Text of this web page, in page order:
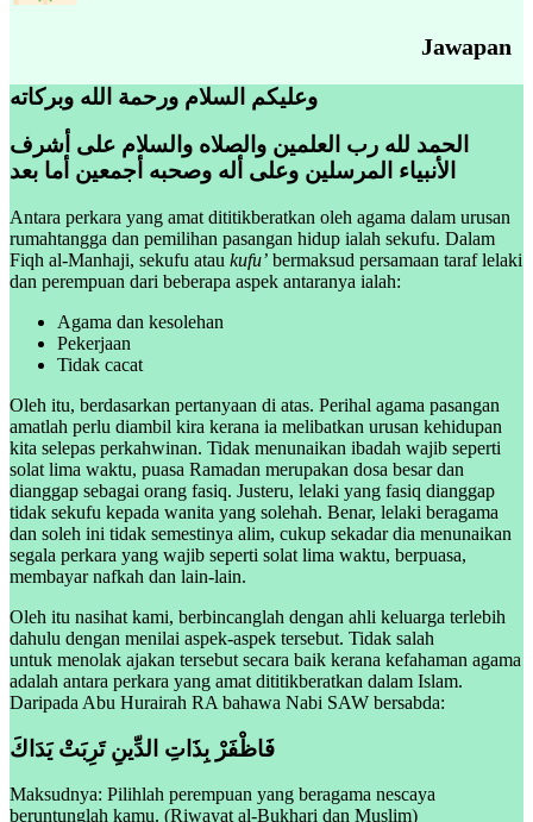
Jawapan
وعليكم السلام ورحمة الله وبركاته
الحمد لله رب العلمين والصلاه والسلام على أشرف
الأنبياء المرسلين وعلى أله وصحبه أجمعين أما بعد
Antara perkara yang amat dititikberatkan oleh agama dalam urusan
rumahtangga dan pemilihan pasangan hidup ialah sekufu. Dalam
Fiqh al-Manhaji, sekufu atau kufu’ bermaksud persamaan taraf lelaki
dan perempuan dari beberapa aspek antaranya ialah:
Agama dan kesolehan
Pekerjaan
Tidak cacat
Oleh itu, berdasarkan pertanyaan di atas. Perihal agama pasangan
amatlah perlu diambil kira kerana ia melibatkan urusan kehidupan
kita selepas perkahwinan. Tidak menunaikan ibadah wajib seperti
solat lima waktu, puasa Ramadan merupakan dosa besar dan
dianggap sebagai orang fasiq. Justeru, lelaki yang fasiq dianggap
tidak sekufu kepada wanita yang solehah. Benar, lelaki beragama
dan soleh ini tidak semestinya alim, cukup sekadar dia menunaikan
segala perkara yang wajib seperti solat lima waktu, berpuasa,
membayar nafkah dan lain-lain.
Oleh itu nasihat kami, berbincanglah dengan ahli keluarga terlebih
dahulu dengan menilai aspek-aspek tersebut. Tidak salah
untuk menolak ajakan tersebut secara baik kerana kefahaman agama
adalah antara perkara yang amat dititikberatkan dalam Islam.
Daripada Abu Hurairah RA bahawa Nabi SAW bersabda:
فَاظْفَرْ بِذَاتِ الدِّينِ تَرِبَتْ يَدَاكَ
Maksudnya: Pilihlah perempuan yang beragama nescaya
beruntunglah kamu. (Riwayat al-Bukhari dan Muslim)